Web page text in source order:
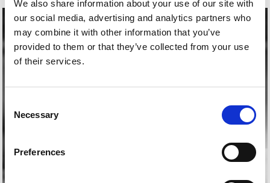
We also share information about your use of our site with
our social media, advertising and analytics partners who
may combine it with other information that you’ve
provided to them or that they’ve collected from your use
of their services.
Selection
Necessary
Preferences